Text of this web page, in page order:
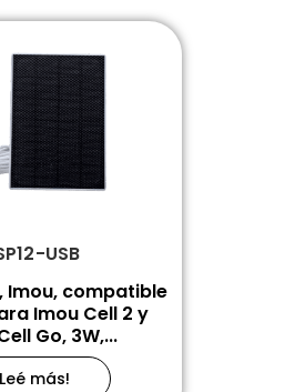
USB
Imou, compatible
Imou Cell 2 y
Go, 3W,...
más!